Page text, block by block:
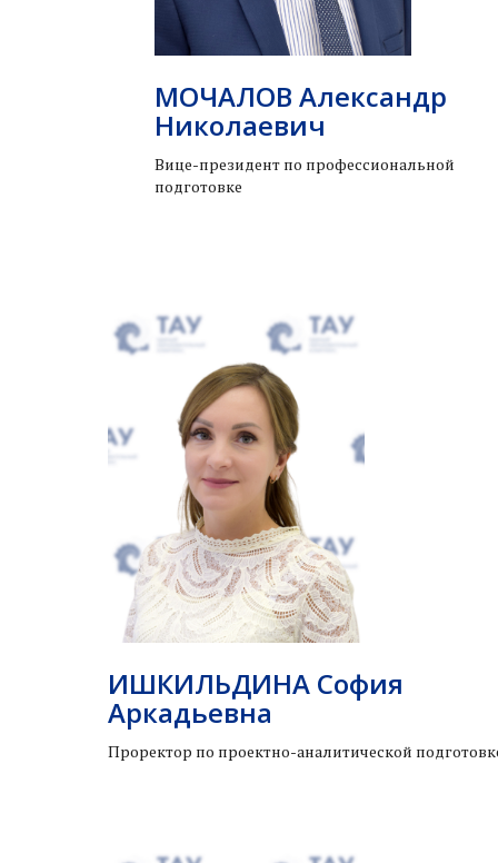
МОЧАЛОВ Александр
Николаевич
Вице-президент по профессиональной
подготовке
ИШКИЛЬДИНА София
Аркадьевна
Проректор по проектно-аналитической